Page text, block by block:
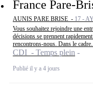
France Pare-
AUNIS PARE BRISE - 17 -
Vous souhaitez rejoindre une
décisions se prennent
rencontrons-nous. Dans le
CDI - Temps plein
Publié il y a 4 jours